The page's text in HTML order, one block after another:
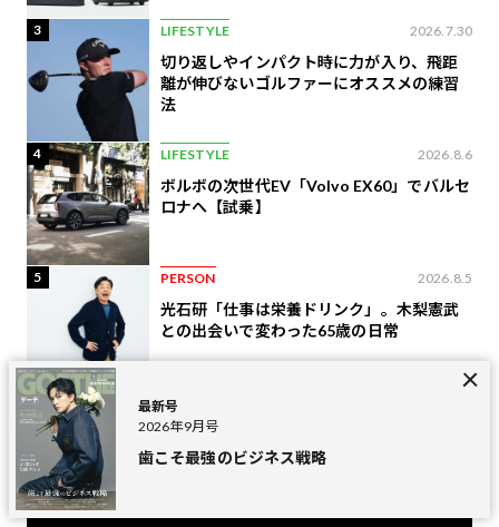
3 LIFESTYLE 2026.7.30
切り返しやインパクト時に力が入り、飛距
離が伸びないゴルファーにオススメの練習
法
4 LIFESTYLE 2026.8.6
ボルボの次世代EV「Volvo EX60」でバルセ
ロナへ【試乗】
5 PERSON 2026.8.5
光石研「仕事は栄養ドリンク」。木梨憲武
との出会いで変わった65歳の日常
Movies
最新号
2026年9月号
歯こそ最強のビジネス戦略